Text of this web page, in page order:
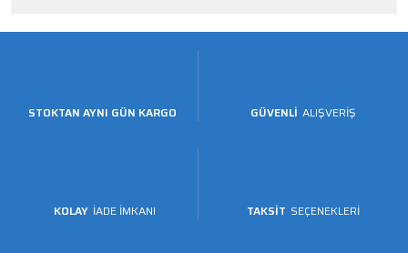
STOKTAN AYNI GÜN KARGO GÜVENLİ ALIŞVERİŞ
KOLAY İADE İMKANI TAKSİT SEÇENEKLERİ